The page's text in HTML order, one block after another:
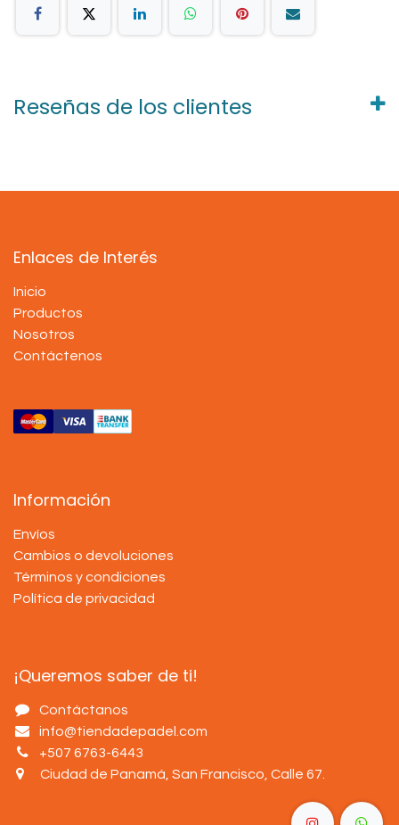
Reseñas de los clientes
Enlaces de Interés
Inicio
Productos
Nosotros
Contáctenos
Información
Envíos
Cambios o devoluciones
Términos y condiciones
Política de privacidad
¡Queremos saber de ti!
Contáctanos
info@tiendadepadel.com
+507 6763-6443
Ciudad de Panamá, San Francisco, Calle 67